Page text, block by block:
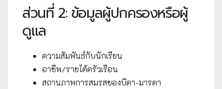
ส่วนที่ 2: ข้อมูลผู้ปกครองหรือผู้
ดูแล
ความสัมพันธ์กับนักเรียน
อาชีพ/รายได้ครัวเรือน
สถานภาพการสมรสของบิดา-มารดา